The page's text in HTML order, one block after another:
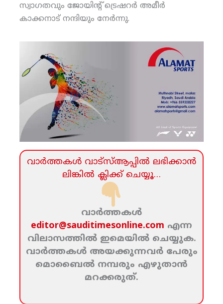
സ്വാഗതവും ജോയിന്റ് ട്രെഷറര്‍ അമീര്‍
കാക്കനാട് നന്ദിയും നേര്‍ന്നു.
വാര്‍ത്തകള്‍ വാട്‌സ്‌ആപ്പില്‍ ലഭിക്കാന്‍
ലിങ്കില്‍ ക്ലിക്ക്‌ ചെയ്യൂ…
വാര്‍ത്തകള്‍
editor@sauditimesonline.com എന്ന
വിലാസത്തില്‍ ഇമെയില്‍ ചെയ്യുക.
വാര്‍ത്തകള്‍ അയക്കുന്നവര്‍ പേരും
മൊബൈല്‍ നമ്പരും എഴുതാന്‍
മറക്കരുത്‌.